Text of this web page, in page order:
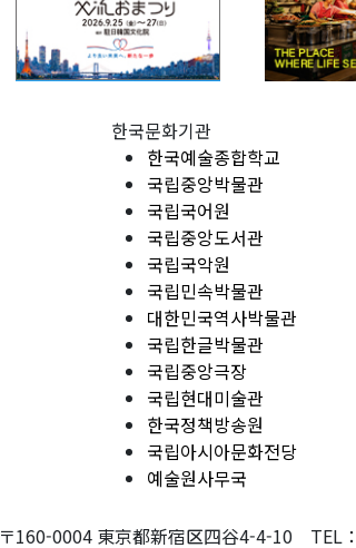
한국문화기관
한국예술종합학교
국립중앙박물관
국립국어원
국립중앙도서관
국립국악원
국립민속박물관
대한민국역사박물관
국립한글박물관
국립중앙극장
국립현대미술관
한국정책방송원
국립아시아문화전당
예술원사무국
〒160-0004 東京都新宿区四谷4-4-10